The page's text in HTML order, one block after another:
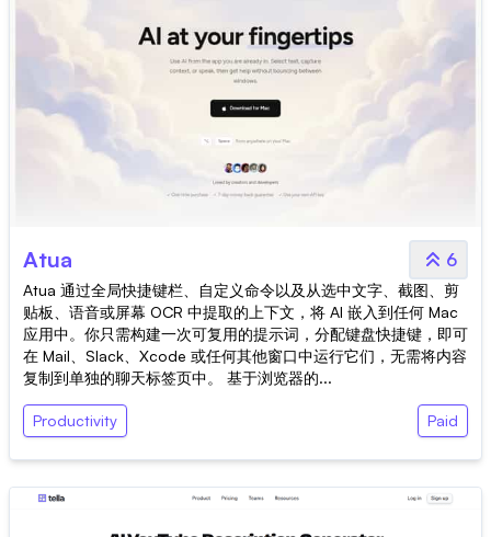
Atua 6
Atua 通过全局快捷键栏、自定义命令以及从选中文字、截图、剪
贴板、语音或屏幕 OCR 中提取的上下文，将 AI 嵌入到任何 Mac
应用中。你只需构建一次可复用的提示词，分配键盘快捷键，即可
在 Mail、Slack、Xcode 或任何其他窗口中运行它们，无需将内容
复制到单独的聊天标签页中。 基于浏览器的...
Productivity Paid